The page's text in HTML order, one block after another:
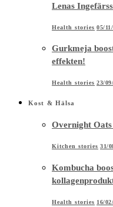
Lenas
Health stories 05/
Gurkmeja
effekten!
Health stories 23/
Kost & Hälsa
Overnight
Kitchen stories 31/
Kombucha
Health stories 16/